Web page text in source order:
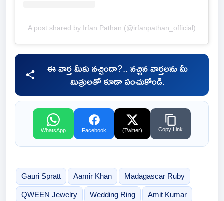
A post shared by Irfan Pathan (@irfanpathan_official)
ఈ వార్త మీకు నచ్చిందా?.. నచ్చిన వార్తలను మీ
మిత్రులతో కూడా పంచుకోండి.
WhatsApp Facebook (Twitter) Copy Link
Gauri Spratt Aamir Khan Madagascar Ruby
QWEEN Jewelry Wedding Ring Amit Kumar